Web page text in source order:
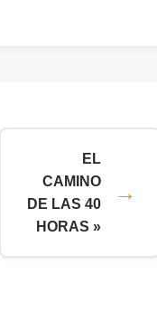
EL
CAMINO
DE LAS 40
HORAS »